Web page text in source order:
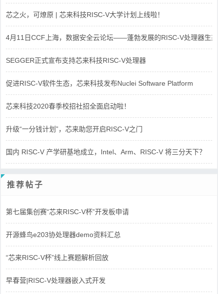
芯之火，可燎原 | 芯来科技RISC-V大学计划上线啦！
4月11日CCF上海，数据安全云论坛——蓬勃发展的RISC-V处理器生态
SEGGER正式宣布支持芯来科技RISC-V处理器
促进RISC-V软件生态，芯来科技发布Nuclei Software Platform
芯来科技2020春季校招社招全面启动啦！
升级“一分钱计划”，芯来助您开启RISC-V之门
国内 RISC-V 产学研基地成立，Intel、Arm、RISC-V 将三分天下？
推荐帖子
第七届集创赛“芯来RISC-V杯”开发板申请
开源蜂鸟e203协处理器demo资料汇总
“芯来RISC-V杯”线上赛题解析回放
早春营|RISC-V处理器嵌入式开发